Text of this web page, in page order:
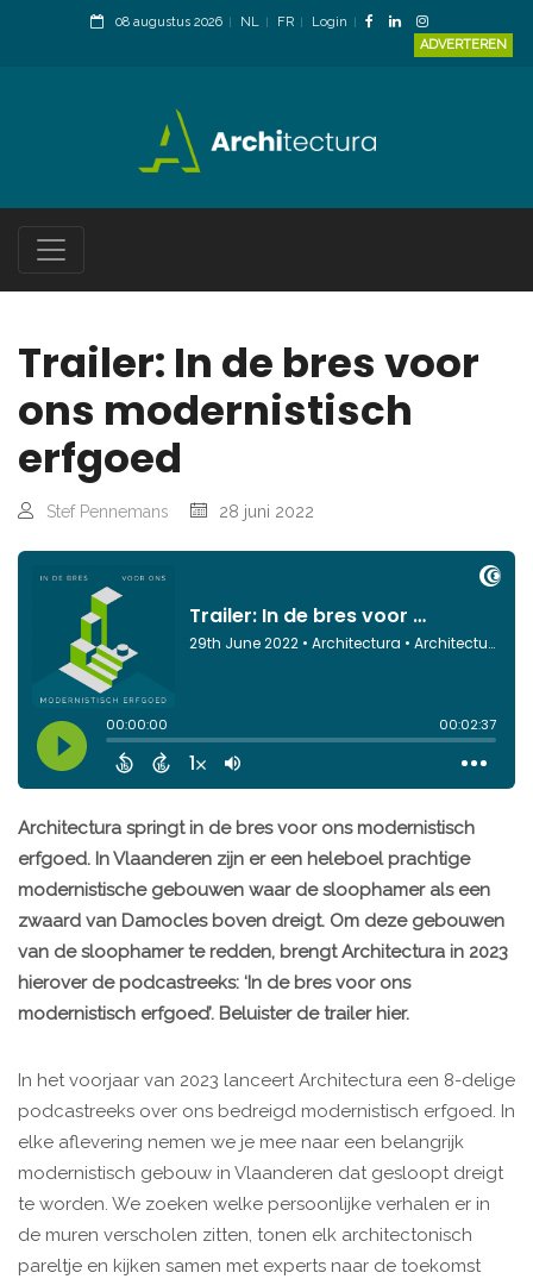
08 augustus 2026 NL FR
Login
ADVERTEREN
Trailer: In de bres voor
ons modernistisch
erfgoed
Stef Pennemans 28 juni 2022
Architectura springt in de bres voor ons modernistisch
erfgoed. In Vlaanderen zijn er een heleboel prachtige
modernistische gebouwen waar de sloophamer als een
zwaard van Damocles boven dreigt. Om deze gebouwen
van de sloophamer te redden, brengt Architectura in 2023
hierover de podcastreeks: ‘In de bres voor ons
modernistisch erfgoed’. Beluister de trailer hier.
In het voorjaar van 2023 lanceert Architectura een 8-delige
podcastreeks over ons bedreigd modernistisch erfgoed. In
elke aflevering nemen we je mee naar een belangrijk
modernistisch gebouw in Vlaanderen dat gesloopt dreigt
te worden. We zoeken welke persoonlijke verhalen er in
de muren verscholen zitten, tonen elk architectonisch
pareltje en kijken samen met experts naar de toekomst